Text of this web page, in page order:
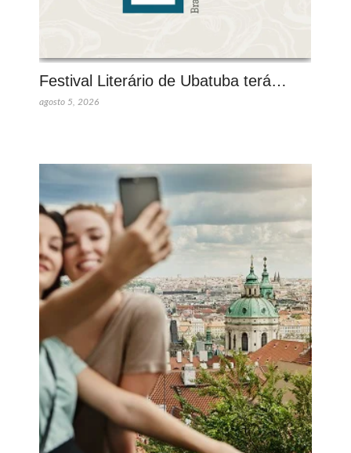
Festival Literário de Ubatuba terá…
agosto 5, 2026